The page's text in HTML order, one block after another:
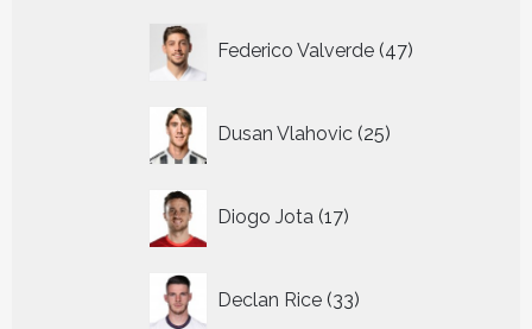
Federico Valverde 47
producten
Dusan Vlahovic 25
producten
Diogo Jota 17
producten
Declan Rice 33
producten